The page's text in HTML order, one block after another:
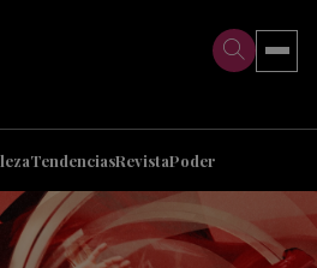
TendenciasRevistaPoder